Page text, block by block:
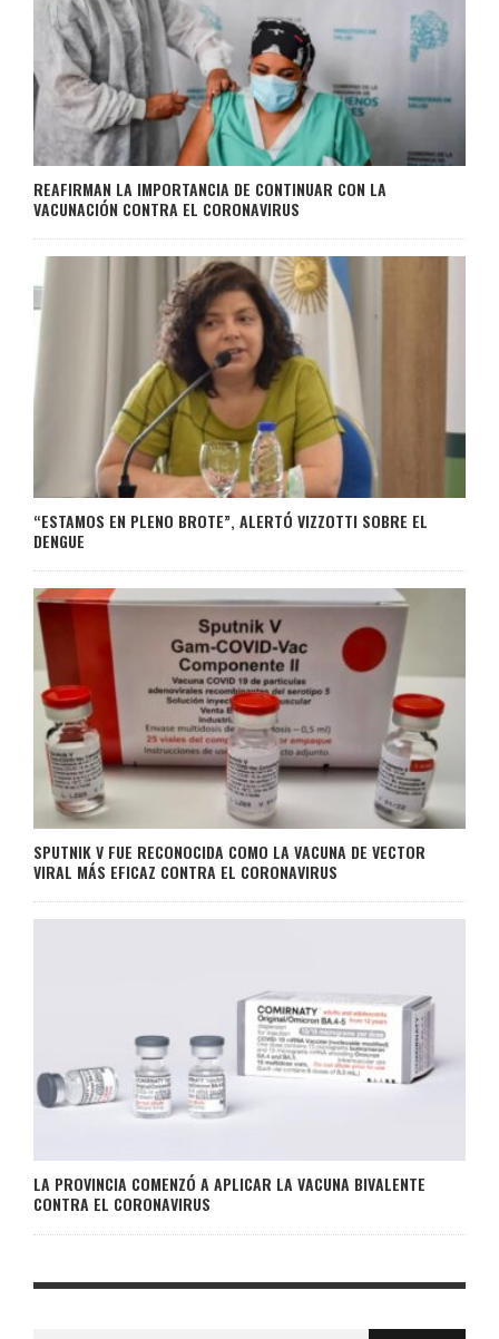
REAFIRMAN LA IMPORTANCIA DE CONTINUAR CON LA
VACUNACIÓN CONTRA EL CORONAVIRUS
“ESTAMOS EN PLENO BROTE”, ALERTÓ VIZZOTTI SOBRE EL
DENGUE
SPUTNIK V FUE RECONOCIDA COMO LA VACUNA DE VECTOR
VIRAL MÁS EFICAZ CONTRA EL CORONAVIRUS
LA PROVINCIA COMENZÓ A APLICAR LA VACUNA BIVALENTE
CONTRA EL CORONAVIRUS